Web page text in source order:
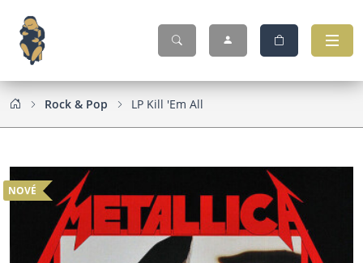
Rock & Pop LP Kill 'Em All
NOVÉ